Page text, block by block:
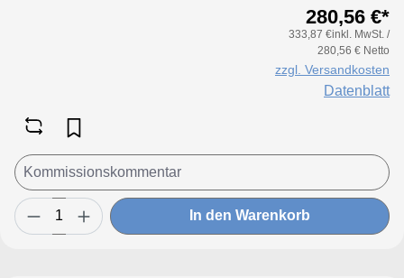
280,56 €*
333,87 €inkl. MwSt. /
280,56 € Netto
zzgl. Versandkosten
Datenblatt
In den Warenkorb